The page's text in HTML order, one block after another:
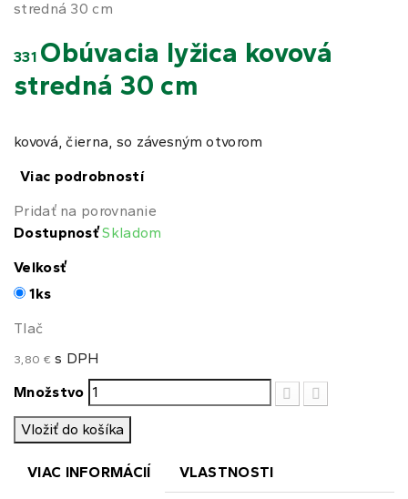
331 Obúvacia lyžica kovová
stredná 30 cm
kovová, čierna, so závesným otvorom
Viac podrobností
Pridať na porovnanie
Dostupnosť Skladom
Veľkosť
1ks
Tlač
3,80 €s DPH
Množstvo
Vložiť do košíka
VIAC INFORMÁCIÍ VLASTNOSTI